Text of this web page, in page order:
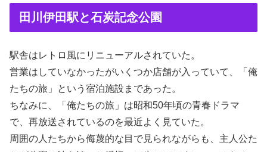
田川伊田駅と石炭記念公園
駅舎はレトロ風にリニューアルされていた。
営業はしていなかったがいくつか店舗が入っていて、「俺
たちの旅」という宿泊施設まであった。
ちなみに、「俺たちの旅」は昭和50年頃の青春ドラマ
で、再放送されているのを最近よく見ていた。
周囲の人たちから侮蔑的な目で見られながらも、主人公た